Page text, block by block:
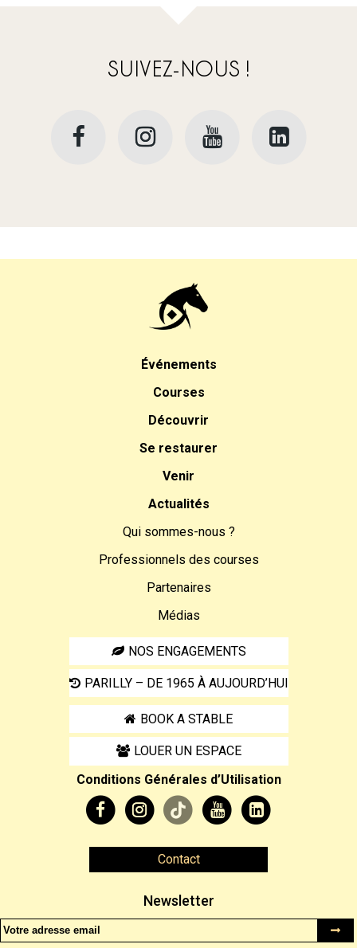
SUIVEZ-NOUS !
Événements
Courses
Découvrir
Se restaurer
Venir
Actualités
Qui sommes-nous ?
Professionnels des courses
Partenaires
Médias
NOS ENGAGEMENTS
PARILLY – DE 1965 À AUJOURD’HUI
BOOK A STABLE
LOUER UN ESPACE
Conditions Générales d’Utilisation
Contact
Newsletter